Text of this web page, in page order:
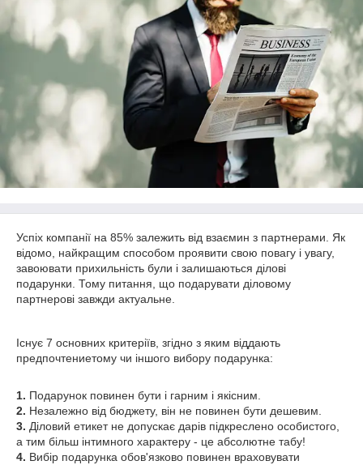
Успіх компанії на 85% залежить від взаємин з партнерами. Як
відомо, найкращим способом проявити свою повагу і увагу,
завоювати прихильність були і залишаються ділові
подарунки. Тому питання, що подарувати діловому
партнерові завжди актуальне.
Існує 7 основних критеріїв, згідно з яким віддають
предпочтениетому чи іншого вибору подарунка:
1. Подарунок повинен бути і гарним і якісним.
2. Незалежно від бюджету, він не повинен бути дешевим.
3. Діловий етикет не допускає дарів підкреслено особистого,
а тим більш інтимного характеру - це абсолютне табу!
4. Вибір подарунка обов'язково повинен враховувати